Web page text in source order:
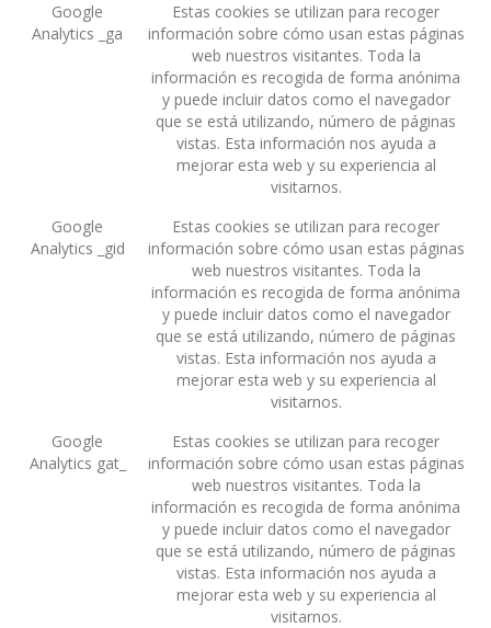
Google
Analytics _ga
Estas cookies se utilizan para recoger
información sobre cómo usan estas páginas
web nuestros visitantes. Toda la
información es recogida de forma anónima
y puede incluir datos como el navegador
que se está utilizando, número de páginas
vistas. Esta información nos ayuda a
mejorar esta web y su experiencia al
visitarnos.
Google
Analytics _gid
Estas cookies se utilizan para recoger
información sobre cómo usan estas páginas
web nuestros visitantes. Toda la
información es recogida de forma anónima
y puede incluir datos como el navegador
que se está utilizando, número de páginas
vistas. Esta información nos ayuda a
mejorar esta web y su experiencia al
visitarnos.
Google
Analytics gat_
Estas cookies se utilizan para recoger
información sobre cómo usan estas páginas
web nuestros visitantes. Toda la
información es recogida de forma anónima
y puede incluir datos como el navegador
que se está utilizando, número de páginas
vistas. Esta información nos ayuda a
mejorar esta web y su experiencia al
visitarnos.